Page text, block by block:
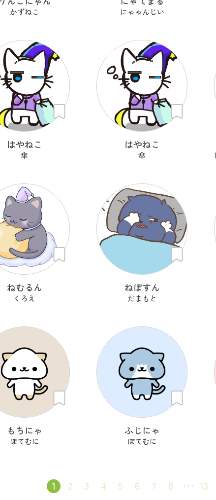
かずねこ にゃゃんじい
はやねこ
傘
はやねこ
傘
ねむるん
くろえ
ねぼすん
だまもと
もちにゃ
ぽてむに
ふじにゃ
ぽてむに
1 2 3 4 5 6 7 8 13